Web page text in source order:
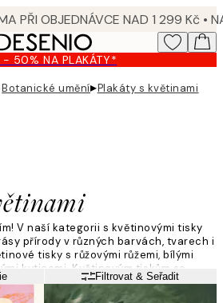
- 50% NA PLAKÁTY*
Botanické umění▸Plakáty s květinami
V naší kategorii s květinovými tisky
přírody v různých barvách, tvarech i
tisky s růžovými růžemi, bílými
kyticemi. Květinovým tiskům se
které květiny se k vám
Filtrovat & Seřadit